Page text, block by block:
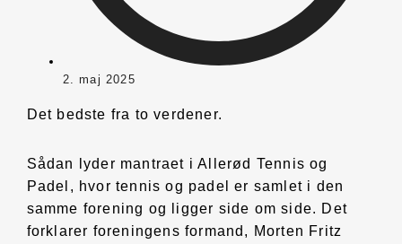
2. maj 2025
Det bedste fra to verdener.
Sådan lyder mantraet i Allerød Tennis og
Padel, hvor tennis og padel er samlet i den
samme forening og ligger side om side. Det
forklarer foreningens formand, Morten Fritz